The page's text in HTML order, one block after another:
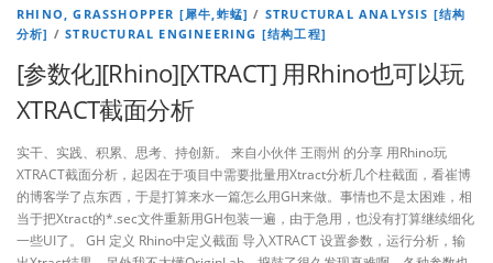
RHINO, GRASSHOPPER [犀牛,蚱蜢] / STRUCTURAL ANALYSIS [结构
分析] /STRUCTURAL ENGINEERING [结构工程]
[参数化][Rhino][XTRACT] 用Rhino也可以玩
XTRACT截面分析
实干、实践、积累、思考、持创新。 来自小伙伴 王雨州 的分享 用Rhino玩
XTRACT截面分析，起因在于项目中需要批量用Xtract分析几个柱截面，看崔博
的博客学了点东西，于是打算来水一篇怎么用GH来做。事情也不是太困难，相
当于把Xtract的*.sec文件重新用GH包装一遍，由于急用，也没有打算继续细化
一些UI了。 GH 定义 Rhino中定义截面 导入XTRACT 设置参数，运行分析，输